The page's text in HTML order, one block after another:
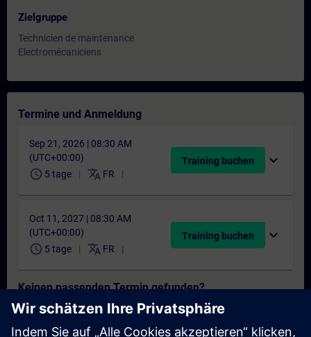
Zielgruppe
Technicien de maintenance
Electromécaniciens
Termine und Anmeldung
Sep 21, 2026 | 08:30 AM
(UTC+00:00)
schedule 5 tage translate FR
Training buchen expand_more
Oct 11, 2027 | 08:30 AM
(UTC+00:00)
schedule 5 tage translate FR
Training buchen expand_more
Keinen passenden Termin gefunden?
Setzen Sie sich auf die Interessentenliste und erhalten Sie eine
Benachrichtigung sobald neue Termine verfügbar sind.